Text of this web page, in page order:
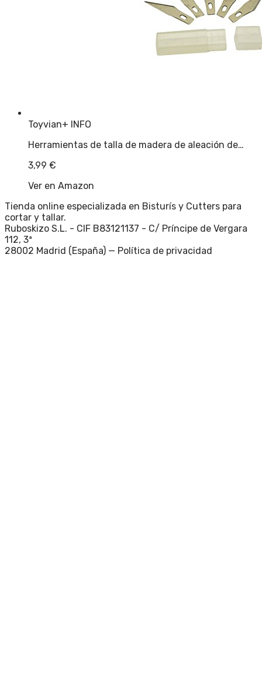
Toyvian+ INFO
Herramientas de talla de madera de aleación de…
3,99 €
Ver en Amazon
Tienda online especializada en Bisturís y Cutters para
cortar y tallar.
Ruboskizo S.L. - CIF B83121137 - C/ Príncipe de Vergara
112, 3ª
28002 Madrid (España) — Política de privacidad